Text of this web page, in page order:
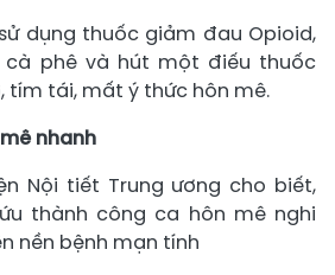
dụng thuốc giảm đau Opioid,
cà phê và hút một điếu thuốc
tím tái, mất ý thức hôn mê.
nhanh
Nội tiết Trung ương cho biết,
thành công ca hôn mê nghi
nền bệnh mạn tính